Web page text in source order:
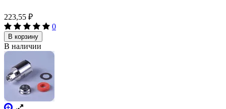
223,55 ₽
0
В корзину
В наличии